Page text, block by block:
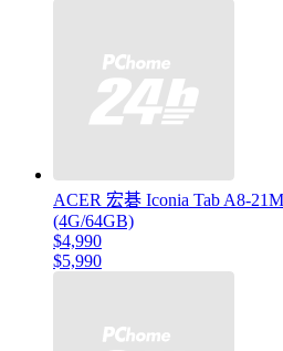
ACER 宏碁 Iconia Tab A8-
(4G/64GB)
$4,990
$5,990